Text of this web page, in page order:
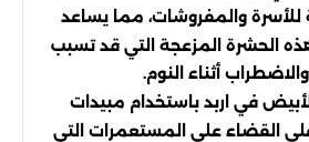
للأسرة والمفروشات، مما يساعد
الحشرة المزعجة التي قد تسبب
والاضطراب أثناء النوم.
في اربد باستخدام مبيدات
القضاء على المستعمرات التي